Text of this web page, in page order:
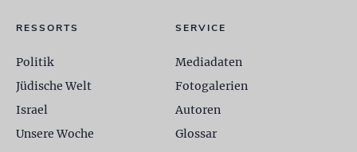
RESSORTS
Politik
Jüdische Welt
Israel
Unsere Woche
SERVICE
Mediadaten
Fotogalerien
Autoren
Glossar